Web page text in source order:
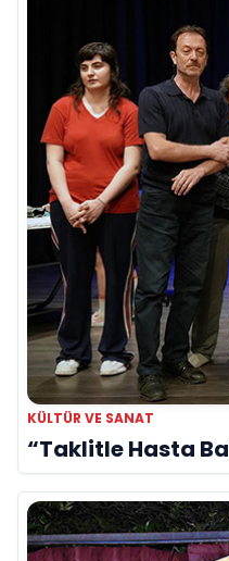
KÜLTÜR VE SANAT
“Taklitle Hasta